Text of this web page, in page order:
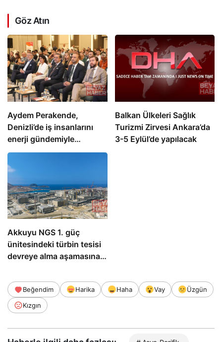
Göz Atın
Aydem Perakende,
Denizli’de iş insanlarını
enerji gündemiyle
buluşturdu
Balkan Ülkeleri Sağlık
Turizmi Zirvesi Ankara’da
3-5 Eylül’de yapılacak
Akkuyu NGS 1. güç
ünitesindeki türbin tesisi
devreye alma aşamasına
Beğendim Harika Haha Vay
Üzgün
Kızgın